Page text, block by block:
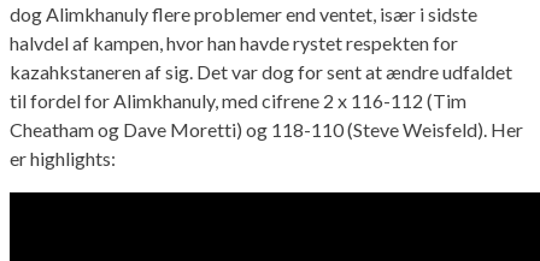
dog Alimkhanuly flere problemer end ventet, især i sidste
halvdel af kampen, hvor han havde rystet respekten for
kazahkstaneren af sig. Det var dog for sent at ændre udfaldet
til fordel for Alimkhanuly, med cifrene 2 x 116-112 (Tim
Cheatham og Dave Moretti) og 118-110 (Steve Weisfeld). Her
er highlights: